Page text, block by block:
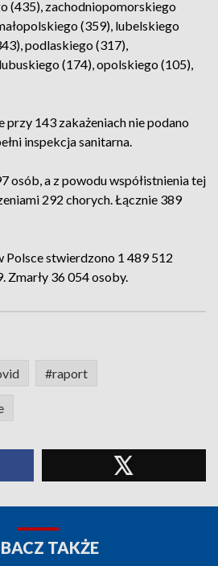
(435), zachodniopomorskiego
(359), lubelskiego
podlaskiego (317),
(174), opolskiego (105),
przy 143 zakażeniach nie podano
inspekcja sanitarna.
osób, a z powodu współistnienia tej
292 chorych. Łącznie 389
stwierdzono 1 489 512
36 054 osoby.
#raport
TAKŻE